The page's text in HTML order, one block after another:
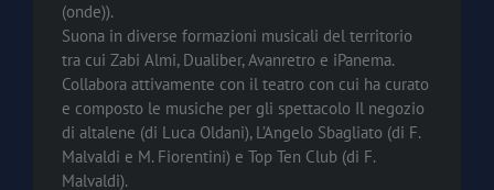
(onde)).
Suona in diverse formazioni musicali del territorio
tra cui Zabi Almi, Dualiber, Avanretro e iPanema.
Collabora attivamente con il teatro con cui ha curato
e composto le musiche per gli spettacolo Il negozio
di altalene (di Luca Oldani), L’Angelo Sbagliato (di F.
Malvaldi e M. Fiorentini) e Top Ten Club (di F.
Malvaldi).